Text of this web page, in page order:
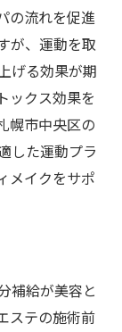
の流れを促進
が、運動を取
げる効果が期
ックス効果を
幌市中央区の
した運動プラ
メイクをサポ
補給が美容と
ステの施術前